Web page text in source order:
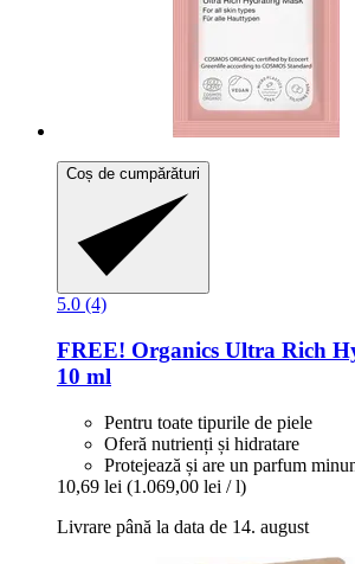
Coș de cumpărături
5.0 (4)
FREE! Organics Ultra Rich
10 ml
Pentru toate tipurile de piele
Oferă nutrienți și hidratare
Protejează și are un parfum
10,69 lei (1.069,00 lei / l)
Livrare până la data de 14. august